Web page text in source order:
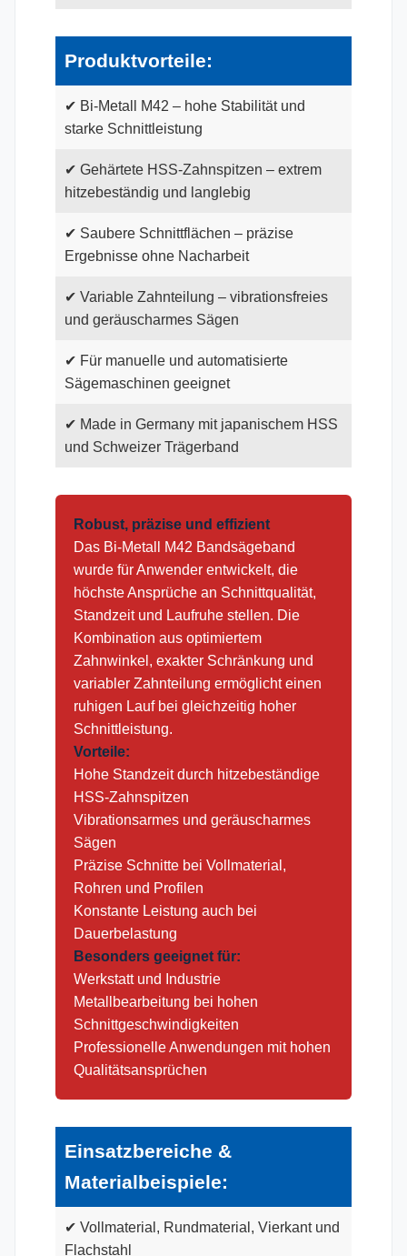
Produktvorteile:
✔ Bi-Metall M42 – hohe Stabilität und
starke Schnittleistung
✔ Gehärtete HSS-Zahnspitzen – extrem
hitzebeständig und langlebig
✔ Saubere Schnittflächen – präzise
Ergebnisse ohne Nacharbeit
✔ Variable Zahnteilung – vibrationsfreies
und geräuscharmes Sägen
✔ Für manuelle und automatisierte
Sägemaschinen geeignet
✔ Made in Germany mit japanischem HSS
und Schweizer Trägerband
Robust, präzise und effizient
Das Bi-Metall M42 Bandsägeband
wurde für Anwender entwickelt, die
höchste Ansprüche an Schnittqualität,
Standzeit und Laufruhe stellen. Die
Kombination aus optimiertem
Zahnwinkel, exakter Schränkung und
variabler Zahnteilung ermöglicht einen
ruhigen Lauf bei gleichzeitig hoher
Schnittleistung.
Vorteile:
Hohe Standzeit durch hitzebeständige
HSS-Zahnspitzen
Vibrationsarmes und geräuscharmes
Sägen
Präzise Schnitte bei Vollmaterial,
Rohren und Profilen
Konstante Leistung auch bei
Dauerbelastung
Besonders geeignet für:
Werkstatt und Industrie
Metallbearbeitung bei hohen
Schnittgeschwindigkeiten
Professionelle Anwendungen mit hohen
Qualitätsansprüchen
Einsatzbereiche &
Materialbeispiele:
✔ Vollmaterial, Rundmaterial, Vierkant und
Flachstahl